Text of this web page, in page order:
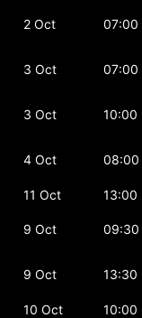
2 Oct 07:00
3 Oct 07:00
3 Oct 10:00
4 Oct 08:00
11 Oct
13:00
9 Oct 09:30
9 Oct 13:30
10 Oct
10:00